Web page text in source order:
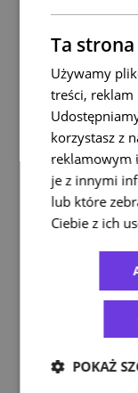
Wysyłaj szybciej,
Dołącz do
swoje wysyłki i
Co
Wszystkie
z DHL, DPD,
niezależnie
małą lub
Paczki,
Ta
Używamy
treści, reklam
korzystasz z
reklamowym
je z innymi
lub które
Ciebie z ich
POKAŻ